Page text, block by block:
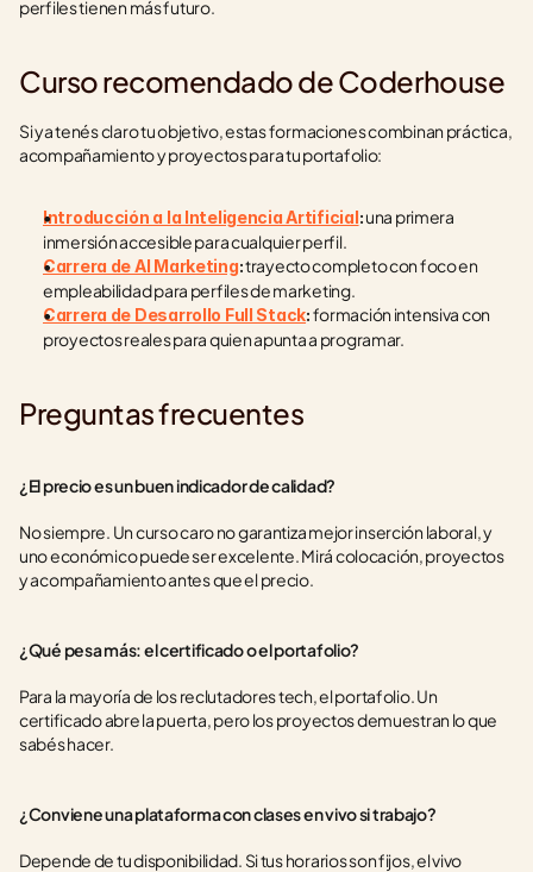
perfiles tienen más futuro.
Curso recomendado de Coderhouse
Si ya tenés claro tu objetivo, estas formaciones combinan práctica,
acompañamiento y proyectos para tu portafolio:
Introducción a la Inteligencia Artificial: una primera
inmersión accesible para cualquier perfil.
Carrera de AI Marketing: trayecto completo con foco en
empleabilidad para perfiles de marketing.
Carrera de Desarrollo Full Stack: formación intensiva con
proyectos reales para quien apunta a programar.
Preguntas frecuentes
¿El precio es un buen indicador de calidad?
No siempre. Un curso caro no garantiza mejor inserción laboral, y
uno económico puede ser excelente. Mirá colocación, proyectos
y acompañamiento antes que el precio.
¿Qué pesa más: el certificado o el portafolio?
Para la mayoría de los reclutadores tech, el portafolio. Un
certificado abre la puerta, pero los proyectos demuestran lo que
sabés hacer.
¿Conviene una plataforma con clases en vivo si trabajo?
Depende de tu disponibilidad. Si tus horarios son fijos, el vivo